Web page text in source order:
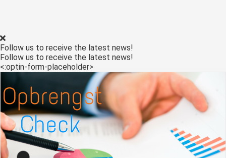
Follow us to receive the latest news!
Follow us to receive the latest news!
<:optin-form-placeholder>